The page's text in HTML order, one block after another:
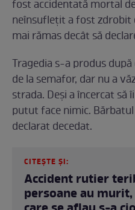
fost accidentată mortal
neînsuflețit a fost zdrobit
mai rămas decât să
Tragedia s-a produs
de la semafor, dar nu a
strada. Deși a încercat să
putut face nimic.
declarat decedat.
CITEȘTE ȘI:
Accident rutier
persoane au